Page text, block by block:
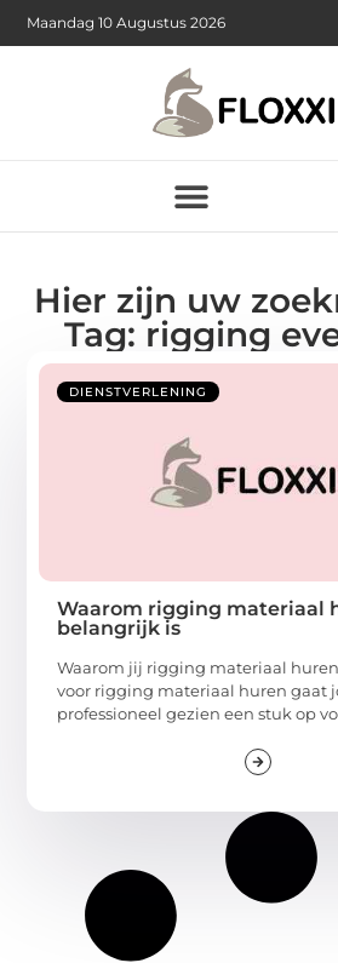
Maandag 10 Augustus 2026
Hier zijn uw
Tag: rigging
DIENSTVERLENING
Waarom rigging materiaal
belangrijk is
Waarom jij rigging materiaal
voor rigging materiaal huren gaat
professioneel gezien een stuk op